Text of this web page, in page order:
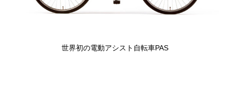
世界初の電動アシスト自転車PAS